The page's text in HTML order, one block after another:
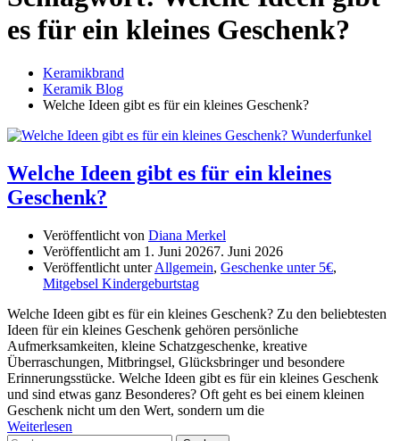
es für ein kleines Geschenk?
Keramikbrand
Keramik Blog
Welche Ideen gibt es für ein kleines Geschenk?
Welche Ideen gibt es für ein kleines
Geschenk?
Veröffentlicht von Diana Merkel
Veröffentlicht am 1. Juni 20267. Juni 2026
Veröffentlicht unterAllgemein, Geschenke unter 5€,
Mitgebsel Kindergeburtstag
Welche Ideen gibt es für ein kleines Geschenk? Zu den beliebtesten
Ideen für ein kleines Geschenk gehören persönliche
Aufmerksamkeiten, kleine Schatzgeschenke, kreative
Überraschungen, Mitbringsel, Glücksbringer und besondere
Erinnerungsstücke. Welche Ideen gibt es für ein kleines Geschenk
und sind etwas ganz Besonderes? Oft geht es bei einem kleinen
Geschenk nicht um den Wert, sondern um die
Weiterlesen